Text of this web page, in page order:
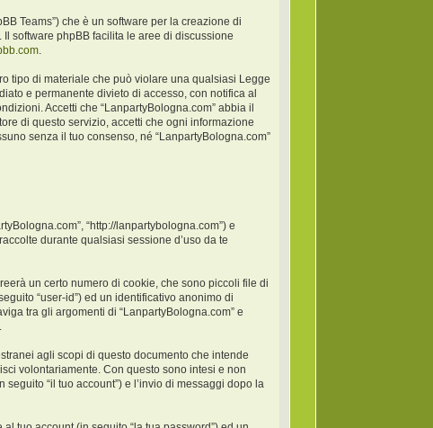
Teams”) che è un software per la creazione di
. Il software phpBB facilita le aree di discussione
tipo di materiale che può violare una qualsiasi Legge
e permanente divieto di accesso, con notifica al
Accetti che “LanpartyBologna.com” abbia il
di questo servizio, accetti che ogni informazione
senza il tuo consenso, né “LanpartyBologna.com”
“http://lanpartybologna.com”) e
durante qualsiasi sessione d’uso da te
un certo numero di cookie, che sono piccoli file di
“user-id”) ed un identificativo anonimo di
tra gli argomenti di “LanpartyBologna.com” e
agli scopi di questo documento che intende
volontariamente. Con questo sono intesi e non
“il tuo account”) e l’invio di messaggi dopo la